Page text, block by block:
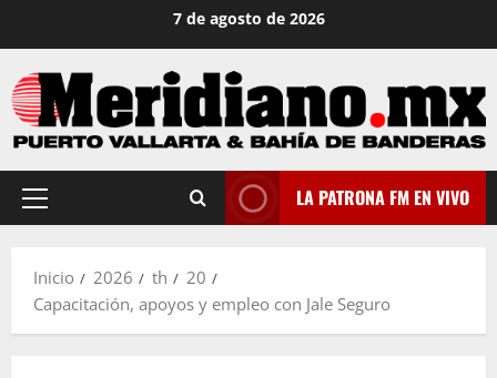
contenido
7 de agosto de 2026
Menú
LA PATRONA FM EN VIVO
Inicio 2026 th
20
Capacitación, apoyos y empleo con Jale Seguro